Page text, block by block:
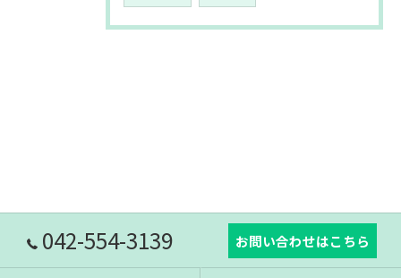
042-554-3139 お問い合わせはこちら